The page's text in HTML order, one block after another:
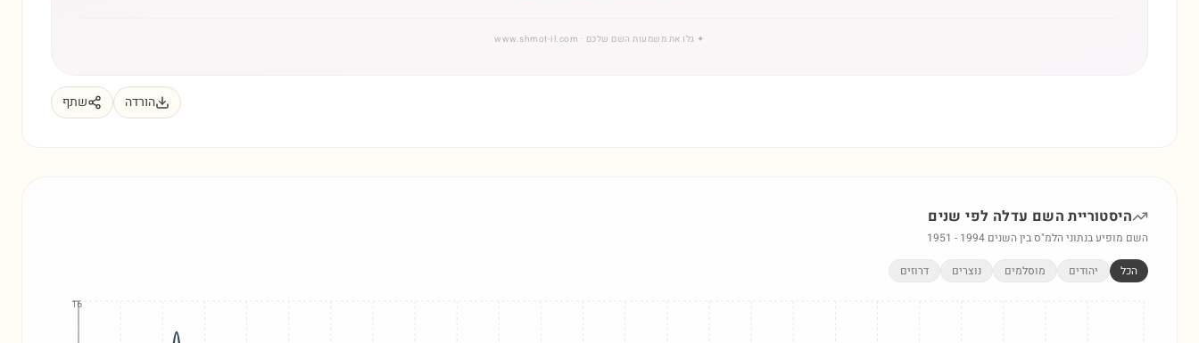
✦ גלו את משמעות השם שלכם · www.shmot-il.com
הורדה שתף
היסטוריית השם עדלה לפי שנים
השם מופיע בנתוני הלמ"ס בין השנים 1951 - 1994
הכל יהודים מוסלמים נוצרים דרוזים
16